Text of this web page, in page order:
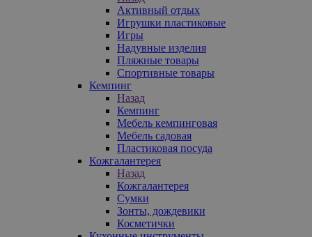
Активный отдых
Игрушки пластиковые
Игры
Надувные изделия
Пляжные товары
Спортивные товары
Кемпинг
Назад
Кемпинг
Мебель кемпинговая
Мебель садовая
Пластиковая посуда
Кожгалантерея
Назад
Кожгалантерея
Сумки
Зонты, дождевики
Косметички